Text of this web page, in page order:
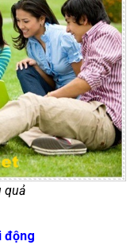
quả
động